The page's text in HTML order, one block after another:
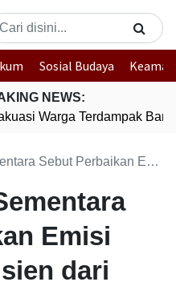
Sosial Budaya
NEWS:
Warga Terdampak
Emisi Truk Lebih Efisien dari Kendaraan Listrik
Emisi
dari